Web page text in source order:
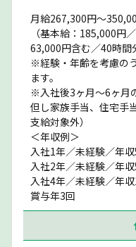
月給267,300円～
（基本給：185,000円
63,000円含む／40時間
※経験・年齢を考慮の
ます。
※入社後3ヶ月〜6ヶ月
但し家族手当、住宅手
支給対象外）
＜年収例＞
入社1年／未経験／年
入社2年／未経験／年収
入社4年／未経験／年収
賞与年3回